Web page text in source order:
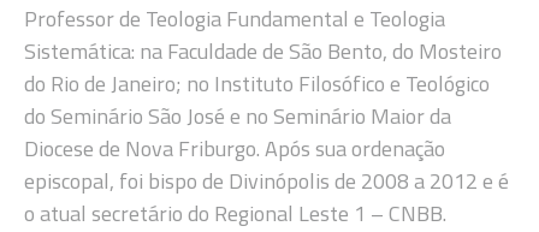
Professor de Teologia Fundamental e Teologia
Sistemática: na Faculdade de São Bento, do Mosteiro
do Rio de Janeiro; no Instituto Filosófico e Teológico
do Seminário São José e no Seminário Maior da
Diocese de Nova Friburgo. Após sua ordenação
episcopal, foi bispo de Divinópolis de 2008 a 2012 e é
o atual secretário do Regional Leste 1 – CNBB.